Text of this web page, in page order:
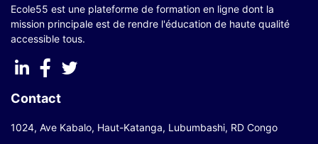
Ecole55 est une plateforme de formation en ligne dont la
mission principale est de rendre l'éducation de haute qualité
accessible tous.
Contact
1024, Ave Kabalo, Haut-Katanga, Lubumbashi, RD Congo